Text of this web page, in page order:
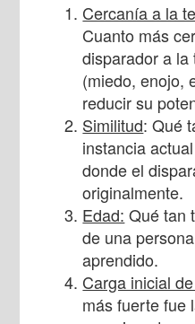
Cercanía a la
Cuanto más
disparador a
(miedo, enojo,
reducir su
Similitud: Qué
instancia
donde el
originalmente.
Edad: Qué tan
de una
aprendido.
Carga inicial
más fuerte fue